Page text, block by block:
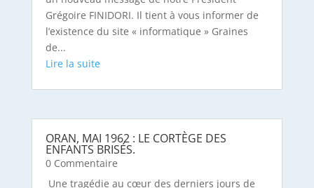
Grégoire FINIDORI. Il tient à vous informer de
l’existence du site « informatique » Graines
de...
ORAN, MAI 1962 : LE CORTÈGE DES
ENFANTS BRISÉS.
0 Commentaire
Une tragédie au cœur des derniers jours de